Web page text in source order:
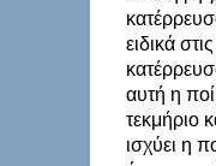
ειδικά
αυτή η
τεκμήριο
ισχύει η